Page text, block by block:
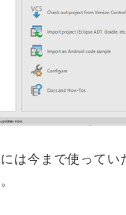
は今まで使ってい